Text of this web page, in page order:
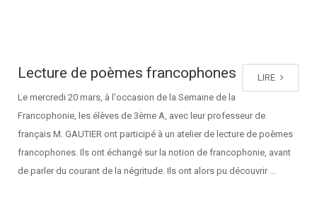
LIRE
Lecture de poèmes francophones
Le mercredi 20 mars, à l'occasion de la Semaine de la
Francophonie, les élèves de 3ème A, avec leur professeur de
français M. GAUTIER ont participé à un atelier de lecture de poèmes
francophones. Ils ont échangé sur la notion de francophonie, avant
de parler du courant de la négritude. Ils ont alors pu découvrir ...